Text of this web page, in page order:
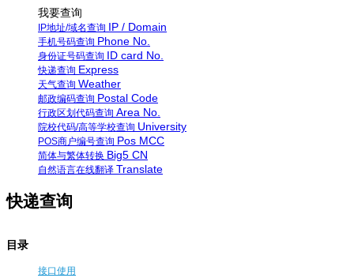
我要查询
IP地址/域名查询 IP / Domain
手机号码查询 Phone No.
身份证号码查询 ID card No.
快递查询 Express
天气查询 Weather
邮政编码查询 Postal Code
行政区划代码查询 Area No.
院校代码/高等学校查询 University
POS商户编号查询 Pos MCC
简体与繁体转换 Big5 CN
自然语言在线翻译 Translate
快递查询
目录
接口使用